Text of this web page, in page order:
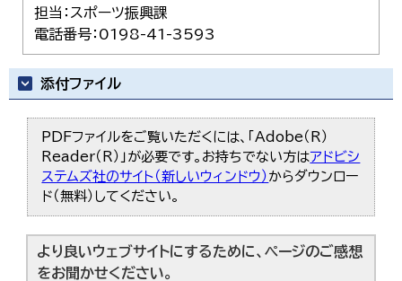
担当：スポーツ振興課
電話番号：0198-41-3593
添付ファイル
PDFファイルをご覧いただくには、「Adobe（R）
Reader（R）」が必要です。お持ちでない方はアドビシ
ステムズ社のサイト（新しいウィンドウ） からダウンロー
ド（無料）してください。
より良いウェブサイトにするために、ページのご感想
をお聞かせください。